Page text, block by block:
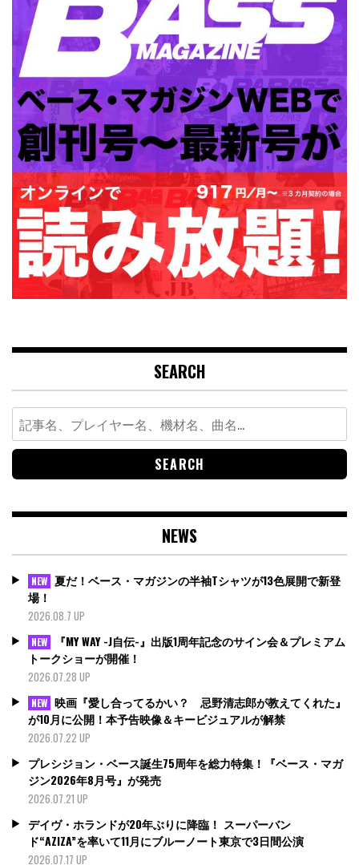
SEARCH
Search
for:
NEWS
NEW 夏だ！ベース・マガジンの半袖Tシャツが13色展開で新登
場！
2026.08.7 UP
NEW
『MY WAY -J自伝-』出版1周年記念のサイン会＆プレミアム
トークショーが開催！
2026.07.28 UP
NEW 映画『愛し合ってるかい？ 忌野清志郎が教えてくれた』
が10月に公開！本予告映像＆キービジュアルが解禁
2026.07.22 UP
プレシジョン・ベース誕生75周年を総力特集！『ベース・マガ
ジン2026年8月号』が発売
2026.07.21 UP
デイヴ・ホランドが20年ぶりに降臨！ スーパーバン
ド“AZIZA”を率いて11月にブルーノート東京で3日間公演
2026.07.17 UP